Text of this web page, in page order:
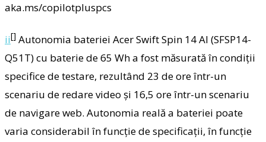
aka.ms/copilotpluspcs
ii[] Autonomia bateriei Acer Swift Spin 14 AI (SFSP14-
Q51T) cu baterie de 65 Wh a fost măsurată în condiții
specifice de testare, rezultând 23 de ore într-un
scenariu de redare video și 16,5 ore într-un scenariu
de navigare web. Autonomia reală a bateriei poate
varia considerabil în funcție de specificații, în funcție